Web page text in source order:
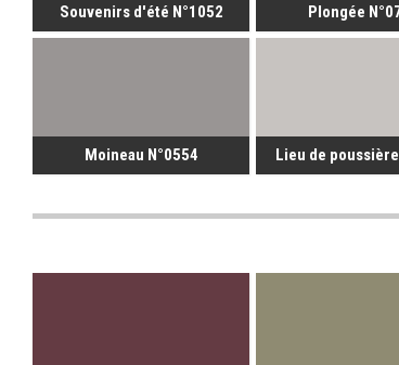
Souvenirs d'été N°1052 Plongée
Moineau N°0554 Lieu de